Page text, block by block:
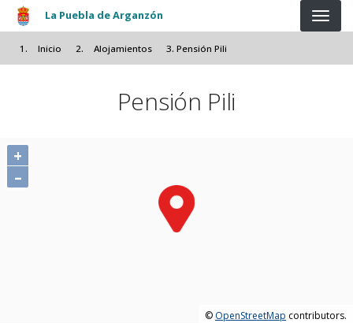
Pasar al contenido principal
La Puebla de Arganzón
Inicio Alojamientos Pensión Pili
Pensión Pili
+
–
© OpenStreetMap contributors.